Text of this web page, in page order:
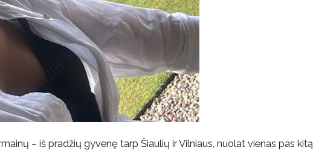
– iš pradžių gyvenę tarp Šiaulių ir Vilniaus, nuolat vienas pas kitą